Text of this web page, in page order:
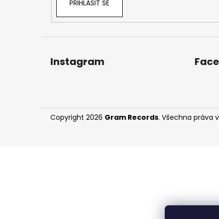
PŘIHLÁSIT SE
Instagram
Copyright 2026 Gram Records. Všechna práva